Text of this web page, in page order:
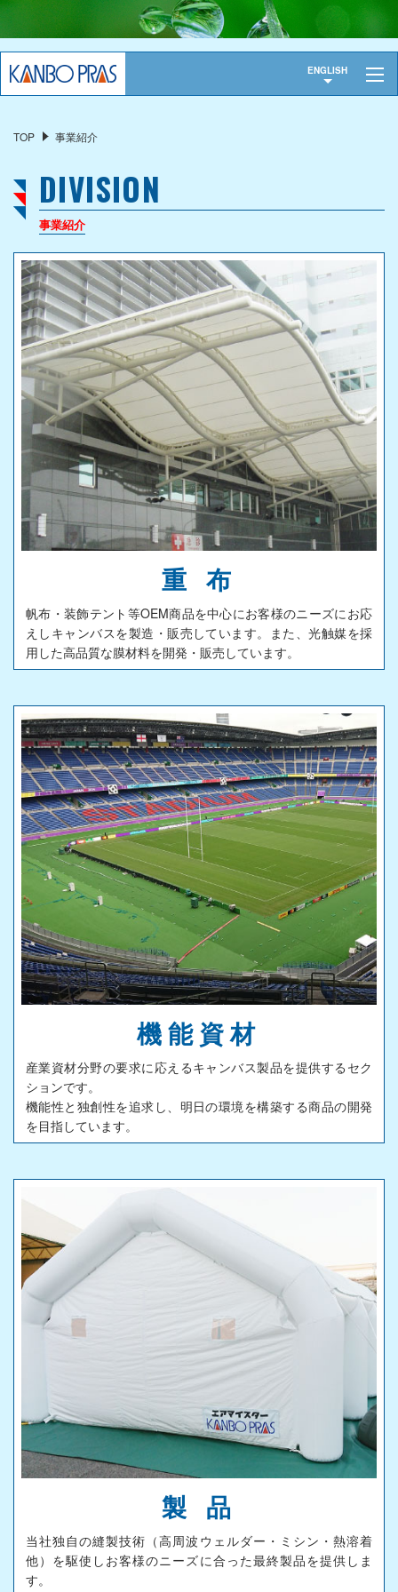
ENGLISH
TOP 事業紹介
DIVISION
事業紹介
重 布
帆布・装飾テント等OEM商品を中心にお客様のニーズにお応
えしキャンバスを製造・販売しています。また、光触媒を採
用した高品質な膜材料を開発・販売しています。
機能資材
産業資材分野の要求に応えるキャンバス製品を提供するセク
ションです。
機能性と独創性を追求し、明日の環境を構築する商品の開発
を目指しています。
製 品
当社独自の縫製技術（高周波ウェルダー・ミシン・熱溶着
他）を駆使しお客様のニーズに合った最終製品を提供しま
す。
トップ
代表挨拶
会社概要
沿革
重布
機能資材
製品
サイン
施工
製造
設計開発
海外事業
特性から探す
製品名から探す
加工技術
トッピング
ディッピング
コーディング
ラミネーティング
ニュース
サステナビリティ
環境活動
ISO26000対照表
リクルート
インタビュー
キャリアパス
お問い合わせ